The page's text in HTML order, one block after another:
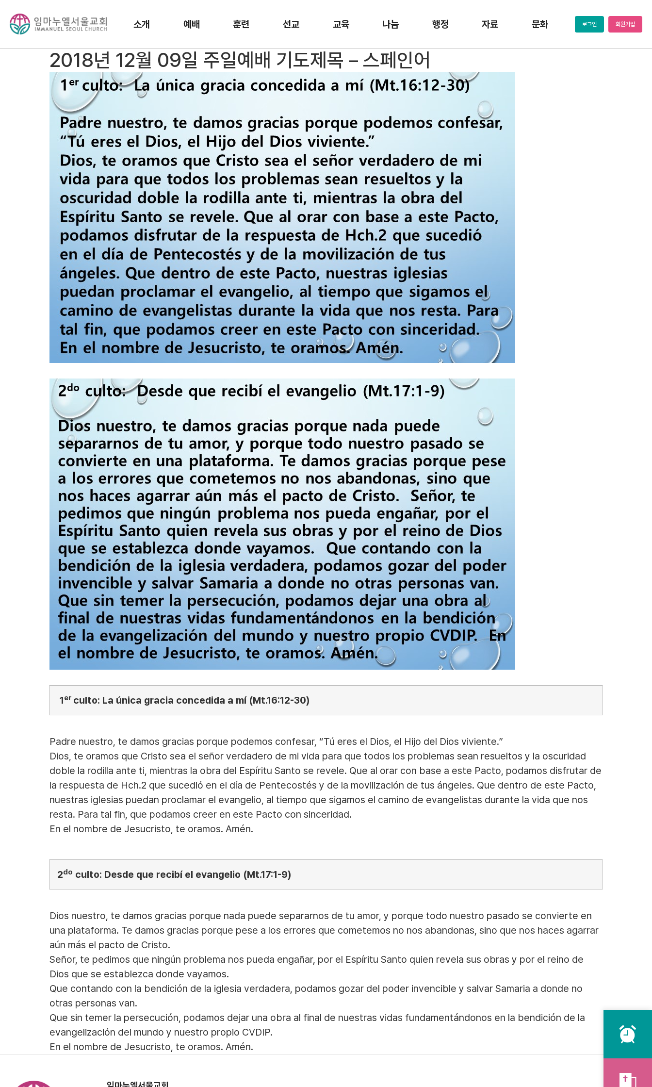
소개 예배 훈련 선교 교육 나눔 행정 자료 문화 로그인 회원가입
2018년 12월 09일 주일예배 기도제목 – 스페인어
1er culto: La única gracia concedida a mí (Mt.16:12-30)
Padre nuestro, te damos gracias porque podemos confesar, “Tú eres el Dios, el Hijo del Dios viviente.”
Dios, te oramos que Cristo sea el señor verdadero de mi vida para que todos los problemas sean resueltos y la oscuridad
doble la rodilla ante ti, mientras la obra del Espíritu Santo se revele. Que al orar con base a este Pacto, podamos disfrutar de
la respuesta de Hch.2 que sucedió en el día de Pentecostés y de la movilización de tus ángeles. Que dentro de este Pacto,
nuestras iglesias puedan proclamar el evangelio, al tiempo que sigamos el camino de evangelistas durante la vida que nos
resta. Para tal fin, que podamos creer en este Pacto con sinceridad.
En el nombre de Jesucristo, te oramos. Amén.
2do culto: Desde que recibí el evangelio (Mt.17:1-9)
Dios nuestro, te damos gracias porque nada puede separarnos de tu amor, y porque todo nuestro pasado se convierte en
una plataforma. Te damos gracias porque pese a los errores que cometemos no nos abandonas, sino que nos haces agarrar
aún más el pacto de Cristo.
Señor, te pedimos que ningún problema nos pueda engañar, por el Espíritu Santo quien revela sus obras y por el reino de
Dios que se establezca donde vayamos.
Que contando con la bendición de la iglesia verdadera, podamos gozar del poder invencible y salvar Samaria a donde no
otras personas van.
Que sin temer la persecución, podamos dejar una obra al final de nuestras vidas fundamentándonos en la bendición de la
evangelización del mundo y nuestro propio CVDIP.
En el nombre de Jesucristo, te oramos. Amén.